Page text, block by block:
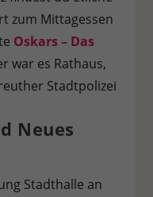
zum Mittagessen
Oskars – Das
war es Rathaus,
Stadtpolizei
Neues
Stadthalle an